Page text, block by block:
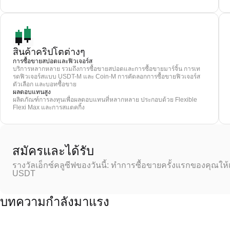
สินค้าคริปโตต่างๆ
การซื้อขายสปอตและฟิวเจอร์ส
บริการหลากหลาย รวมถึงการซื้อขายสปอตและการซื้อขายมาร์จิ้น การเท
รดฟิวเจอร์สแบบ USDT-M และ Coin-M การคัดลอกการซื้อขายฟิวเจอร์ส
ตัวเลือก และบอทซื้อขาย
ผลตอบแทนสูง
ผลิตภัณฑ์การลงทุนเพื่อผลตอบแทนที่หลากหลาย ประกอบด้วย Flexible
Flexi Max และการสแตคกิ้ง
สมัครและได้รับ
รางวัลเอ็กซ์คลูซีฟของวันนี้: ทำการซื้อขายครั้งแรกของคุณใ
USDT
บทความกำลังมาแรง